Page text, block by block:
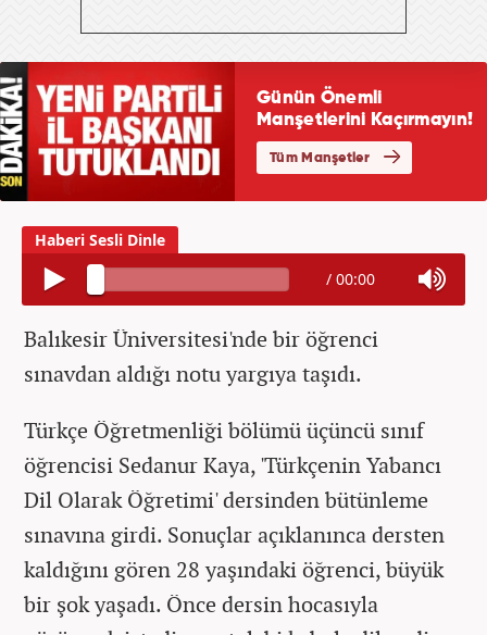
/ 00:00
Balıkesir Üniversitesi'nde bir öğrenci
sınavdan aldığı notu yargıya taşıdı.
Türkçe Öğretmenliği bölümü üçüncü sınıf
öğrencisi Sedanur Kaya, 'Türkçenin Yabancı
Dil Olarak Öğretimi' dersinden bütünleme
sınavına girdi. Sonuçlar açıklanınca dersten
kaldığını gören 28 yaşındaki öğrenci, büyük
bir şok yaşadı. Önce dersin hocasıyla